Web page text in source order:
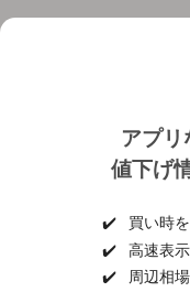
アプ
値下げ
✔️
買い時
✔️
高速表
✔️
周辺相
個人情報
ヘルプ